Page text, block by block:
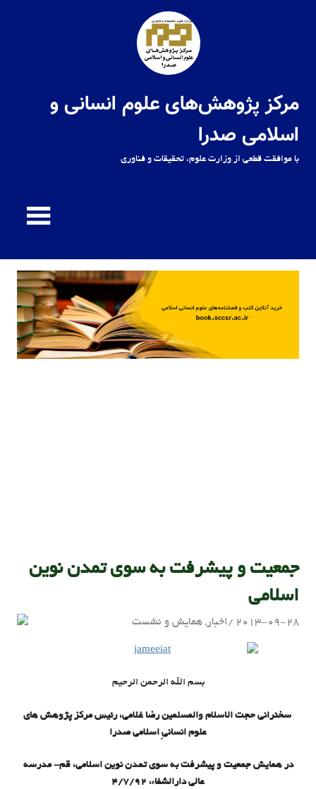
مرکز پژوهش‌های علوم انسانی و
اسلامی صدرا
با موافقت قطعی از وزارت علوم، تحقیقات و فناوری
جمعیت و پیشرفت به سوی تمدن نوین
اسلامی
2013-09-28
admin
اخبار,همایش و نشست
بسم الله الرحمن الرحیم
سخنرانی حجت الاسلام والمسلمین رضا غلامی، رئیس مرکز پژوهش های
علوم انسانیِ اسلامی صدرا
در همایش جمعیت و پیشرفت به سوی تمدن نوین اسلامی، قم- مدرسه
عالی دارالشفاء، 4/7/92